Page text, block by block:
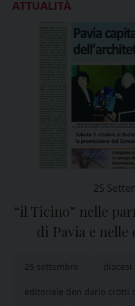
ATTUALITÀ
25
“il Ticino” nelle
di Pavia e
25 settembre diocesi
editoriale don dario crotti